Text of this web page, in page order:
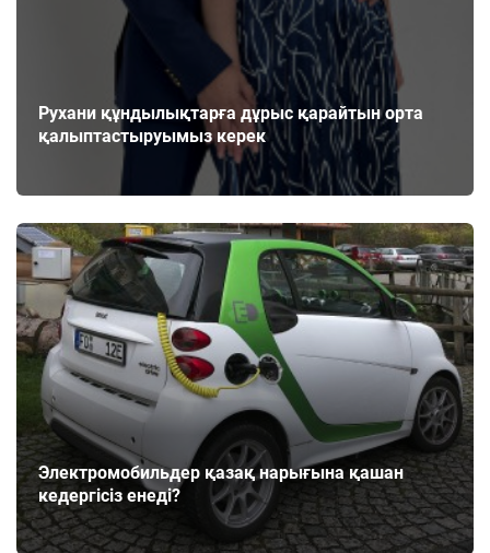
Рухани құндылықтарға дұрыс қарайтын орта
қалыптастыруымыз керек
Электромобильдер қазақ нарығына қашан
кедергісіз енеді?